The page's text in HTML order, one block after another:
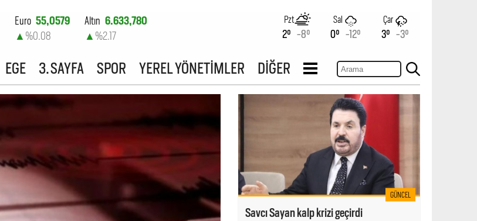
Euro 55,0579
▲ %0.08
Altın 6.633,780
▲ %2.17
Pzt
2° -8°
Sal
0° -12°
Çar
3° -3°
EGE 3. SAYFA SPOR YEREL YÖNETİMLER DİĞER
GÜNCEL
Savcı Sayan kalp krizi geçirdi